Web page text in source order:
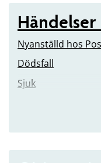
Nyanställd hos
Dödsfall
Sjuk